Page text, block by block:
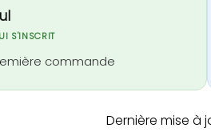
S'INSCRIT
commande
Dernière mise à